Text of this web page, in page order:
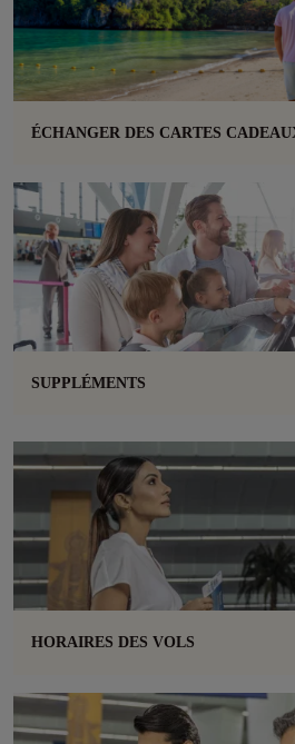
ÉCHANGER DES CARTES
SUPPLÉMENTS
HORAIRES DES VOLS